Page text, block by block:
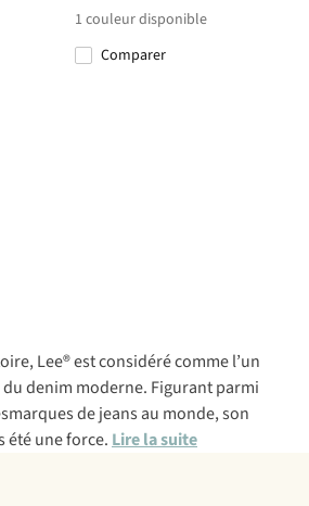
1 couleur disponible
Comparer
Lee® est considéré comme l’un
denim moderne. Figurant parmi
de jeans au monde, son
été une force. Lire la suite